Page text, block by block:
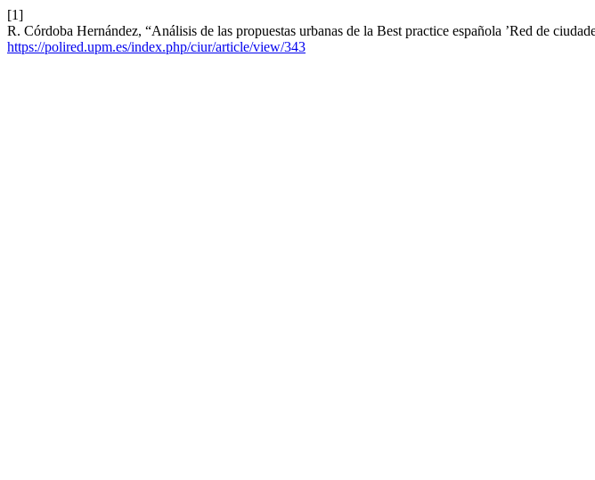
[1]
R. Córdoba Hernández, “Análisis de las propuestas urbanas de la Best practice española ’Red de
https://polired.upm.es/index.php/ciur/article/view/343